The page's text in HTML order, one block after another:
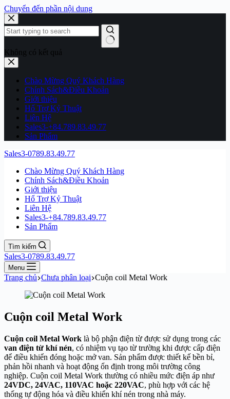
Chuyển đến phần nội dung
Không có kết quả
Chào Mừng Quý Khách Hàng
Chính Sách&Điều Khoản
Giới thiệu
Hổ Trợ Kỷ Thuật
Liên Hệ
Sales3-+84.789.83.49.77
Sản Phẩm
Sales3-0789.83.49.77
Chào Mừng Quý Khách Hàng
Chính Sách&Điều Khoản
Giới thiệu
Hổ Trợ Kỷ Thuật
Liên Hệ
Sales3-+84.789.83.49.77
Sản Phẩm
Tìm kiếm
Sales3-0789.83.49.77
Menu
Trang chủ Chưa phân loại Cuộn coil Metal Work
Cuộn coil Metal Work
Cuộn coil Metal Work là bộ phận điện từ được sử dụng trong các
van điện từ khí nén, có nhiệm vụ tạo từ trường khi được cấp điện
để điều khiển đóng hoặc mở van. Sản phẩm được thiết kế bền bỉ,
phản hồi nhanh và hoạt động ổn định trong môi trường công
nghiệp. Cuộn coil Metal Work thường có nhiều mức điện áp như
24VDC, 24VAC, 110VAC hoặc 220VAC, phù hợp với các hệ
thống tự động hóa và điều khiển khí nén trong nhà máy.